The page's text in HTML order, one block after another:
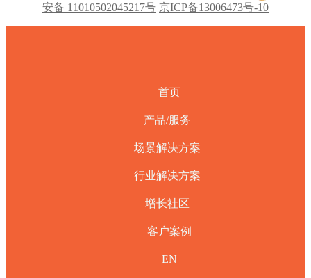
安备 11010502045217号 京ICP备13006473号-10
首页
产品/服务
场景解决方案
行业解决方案
增长社区
客户案例
EN